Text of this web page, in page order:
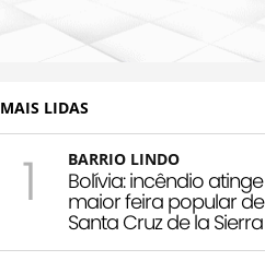
MAIS LIDAS
1 BARRIO LINDO
Bolívia: incêndio atinge
maior feira popular de
Santa Cruz de la Sierra